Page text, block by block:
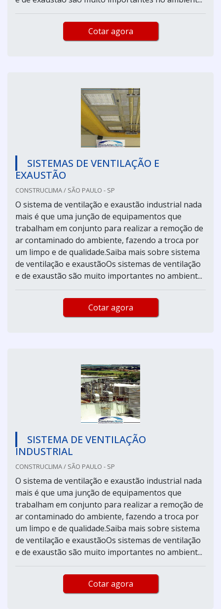
Cotar agora
SISTEMAS DE VENTILAÇÃO E
EXAUSTÃO
CONSTRUCLIMA / SÃO PAULO - SP
O sistema de ventilação e exaustão industrial nada
mais é que uma junção de equipamentos que
trabalham em conjunto para realizar a remoção de
ar contaminado do ambiente, fazendo a troca por
um limpo e de qualidade.Saiba mais sobre sistema
de ventilação e exaustãoOs sistemas de ventilação
e de exaustão são muito importantes no ambient...
Cotar agora
SISTEMA DE VENTILAÇÃO
INDUSTRIAL
CONSTRUCLIMA / SÃO PAULO - SP
O sistema de ventilação e exaustão industrial nada
mais é que uma junção de equipamentos que
trabalham em conjunto para realizar a remoção de
ar contaminado do ambiente, fazendo a troca por
um limpo e de qualidade.Saiba mais sobre sistema
de ventilação e exaustãoOs sistemas de ventilação
e de exaustão são muito importantes no ambient...
Cotar agora